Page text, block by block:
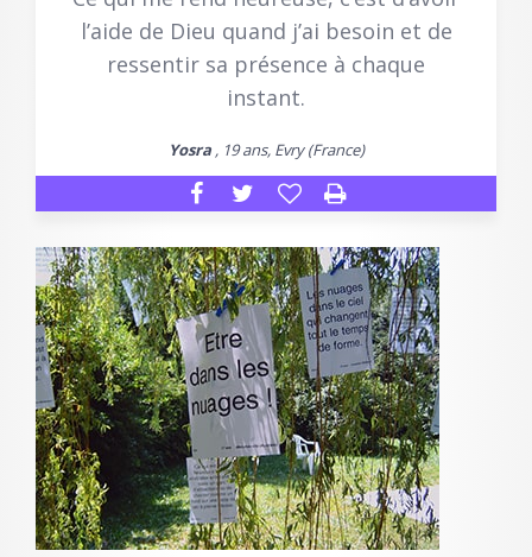
l’aide de Dieu quand j’ai besoin et de
ressentir sa présence à chaque
instant.
Yosra, 19 ans, Evry (France)